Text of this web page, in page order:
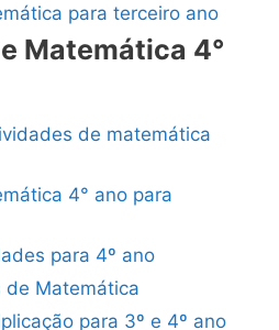
para terceiro ano
Matemática 4°
de matemática
4° ano para
para 4º ano
Matemática
para 3º e 4º ano